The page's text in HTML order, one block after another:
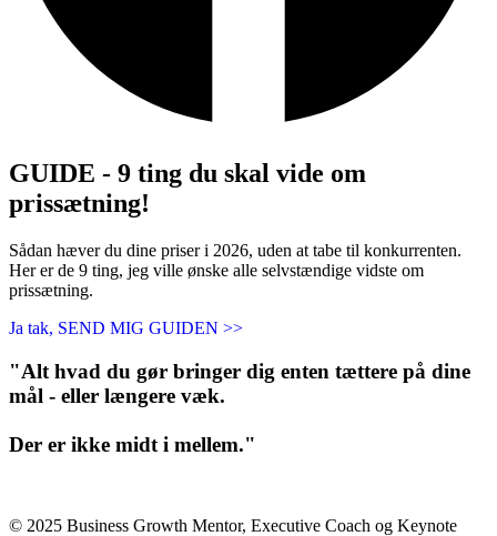
GUIDE - 9 ting du skal vide om
prissætning!
Sådan hæver du dine priser i 2026, uden at tabe til konkurrenten.
Her er de 9 ting, jeg ville ønske alle selvstændige vidste om
prissætning.
Ja tak, SEND MIG GUIDEN >>
"Alt hvad du gør bringer dig enten tættere på dine
mål - eller længere væk.
Der er ikke midt i mellem."
© 2025 Business Growth Mentor, Executive Coach og Keynote